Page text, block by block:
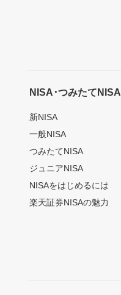
NISA･つみたてNISA
新NISA
一般NISA
つみたてNISA
ジュニアNISA
NISAをはじめるには
楽天証券NISAの魅力